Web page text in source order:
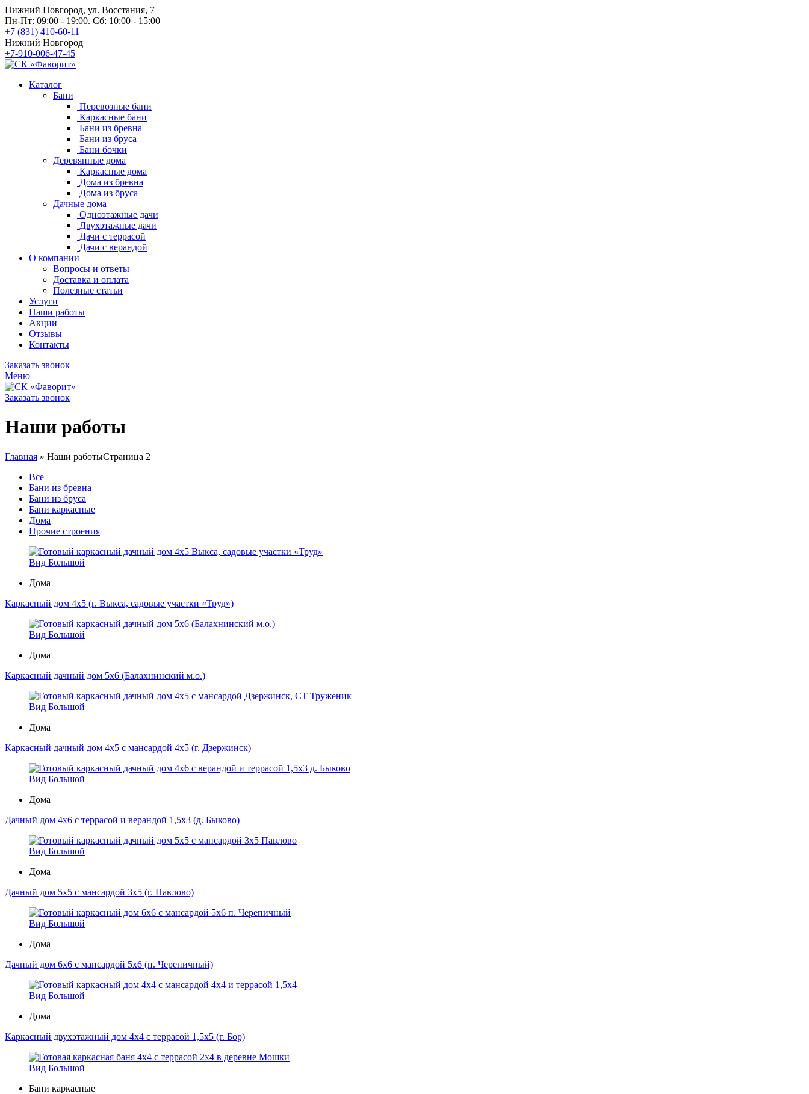
Нижний Новгород, ул. Восстания, 7
Пн-Пт: 09:00 - 19:00. Сб: 10:00 - 15:00
+7 (831) 410-60-11
Нижний Новгород
+7-910-006-47-45
Каталог
Бани
Перевозные бани
Каркасные бани
Бани из бревна
Бани из бруса
Бани бочки
Деревянные дома
Каркасные дома
Дома из бревна
Дома из бруса
Дачные дома
Одноэтажные дачи
Двухэтажные дачи
Дачи с террасой
Дачи с верандой
О компании
Вопросы и ответы
Доставка и оплата
Полезные статьи
Услуги
Наши работы
Акции
Отзывы
Контакты
Заказать звонок
Меню
Заказать звонок
Наши работы
Главная » Наши работыСтраница 2
Все
Бани из бревна
Бани из бруса
Бани каркасные
Дома
Прочие строения
Вид Большой
Дома
Каркасный дом 4х5 (г. Выкса, садовые участки «Труд»)
Вид Большой
Дома
Каркасный дачный дом 5х6 (Балахнинский м.о.)
Вид Большой
Дома
Каркасный дачный дом 4х5 с мансардой 4х5 (г. Дзержинск)
Вид Большой
Дома
Дачный дом 4х6 с террасой и верандой 1,5х3 (д. Быково)
Вид Большой
Дома
Дачный дом 5х5 с мансардой 3х5 (г. Павлово)
Вид Большой
Дома
Дачный дом 6х6 с мансардой 5х6 (п. Черепичный)
Вид Большой
Дома
Каркасный двухэтажный дом 4х4 с террасой 1,5х5 (г. Бор)
Вид Большой
Бани каркасные